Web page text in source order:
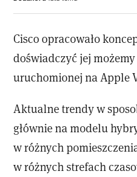
Cisco opracowało
doświadczyć jej
uruchomionej na Apple
Aktualne trendy w
głównie na modelu
w różnych
w różnych strefach